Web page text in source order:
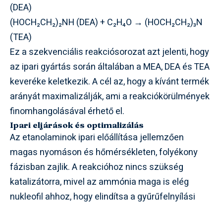
(DEA)
(HOCH₂CH₂)₂NH (DEA) + C₂H₄O → (HOCH₂CH₂)₃N
(TEA)
Ez a szekvenciális reakciósorozat azt jelenti, hogy
az ipari gyártás során általában a MEA, DEA és TEA
keveréke keletkezik. A cél az, hogy a kívánt termék
arányát maximalizálják, ami a reakciókörülmények
finomhangolásával érhető el.
Ipari eljárások és optimalizálás
Az etanolaminok ipari előállítása jellemzően
magas nyomáson és hőmérsékleten, folyékony
fázisban zajlik. A reakcióhoz nincs szükség
katalizátorra, mivel az ammónia maga is elég
nukleofil ahhoz, hogy elindítsa a gyűrűfelnyílási